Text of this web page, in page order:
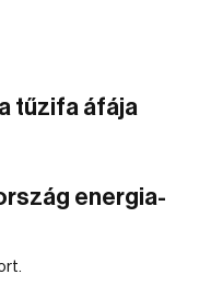
tűzifa áfája
energia-